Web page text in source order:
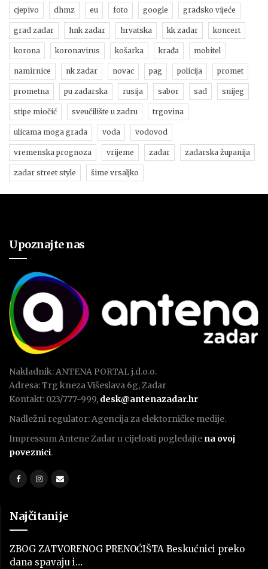
cjepivo dhmz eu foto google gradsko vijeće
grad zadar hnk zadar hrvatska kk zadar koncert
korona koronavirus košarka krađa mobitel
namirnice nk zadar novac pag policija promet
prometna pu zadarska rusija sabor sad snijeg
stipe miočić sveučilište u zadru trgovina
ulicama moga grada voda vodovod
vremenska prognoza vrijeme zadar zadarska županija
zadar street style šime vrsaljko
Upoznajte nas
Nakladnik: ANTENA PORTAL j.d.o.o.
Adresa: Trg kneza Višeslava 6g, Zadar
Kontakt: 023/777-999, desk@antenazadar.hr
Nadležni regulator: Agencija za elektorničke medije.
Impressum Antene Zadar u cijelosti pogledajte na ovoj
poveznici.
Najčitanije
ZBOG ZATVORENOG PRENOĆIŠTA Beskućnici preko
dana spavaju i…